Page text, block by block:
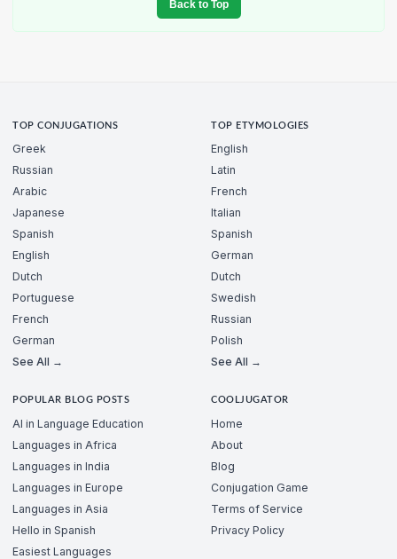
Back to Top
TOP CONJUGATIONS
Greek
Russian
Arabic
Japanese
Spanish
English
Dutch
Portuguese
French
German
See All →
TOP ETYMOLOGIES
English
Latin
French
Italian
Spanish
German
Dutch
Swedish
Russian
Polish
See All →
POPULAR BLOG POSTS
AI in Language Education
Languages in Africa
Languages in India
Languages in Europe
Languages in Asia
Hello in Spanish
Easiest Languages
COOLJUGATOR
Home
About
Blog
Conjugation Game
Terms of Service
Privacy Policy